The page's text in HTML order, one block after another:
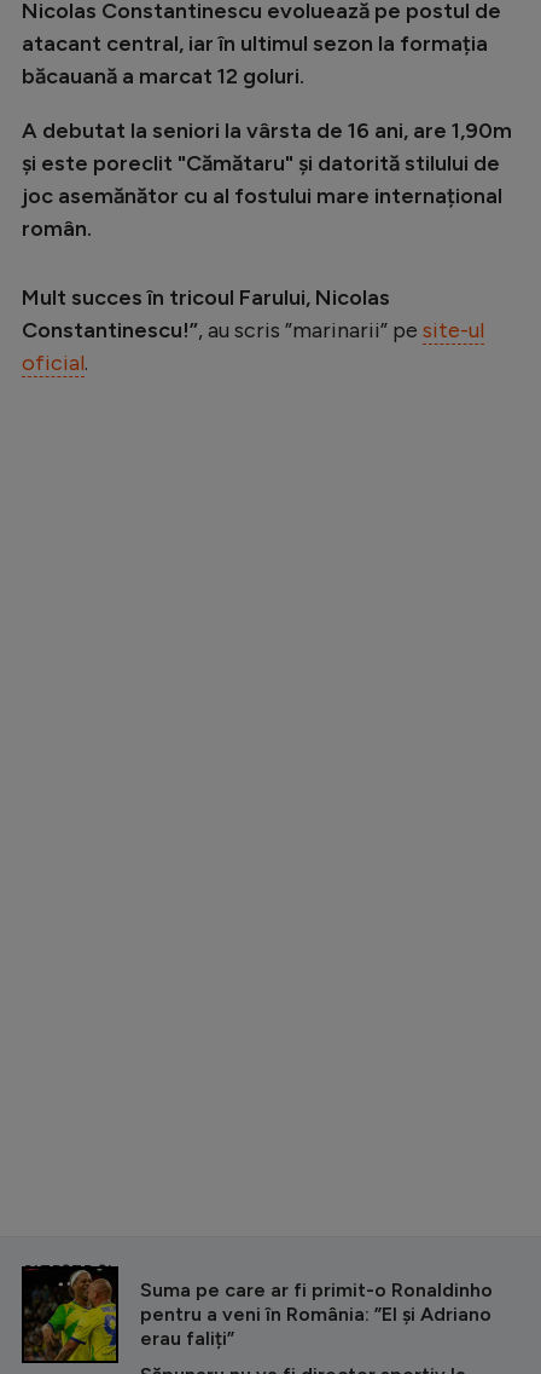
Nicolas Constantinescu evoluează pe postul de
atacant central, iar în ultimul sezon la formația
băcauană a marcat 12 goluri.
A debutat la seniori la vârsta de 16 ani, are 1,90m
și este poreclit "Cămătaru" și datorită stilului de
joc asemănător cu al fostului mare internațional
român.
Mult succes în tricoul Farului, Nicolas
Constantinescu!”, au scris ”marinarii” pe site-ul
oficial.
CITEȘTE ȘI
Suma pe care ar fi primit-o Ronaldinho
pentru a veni în România: ”El și Adriano
erau faliți”